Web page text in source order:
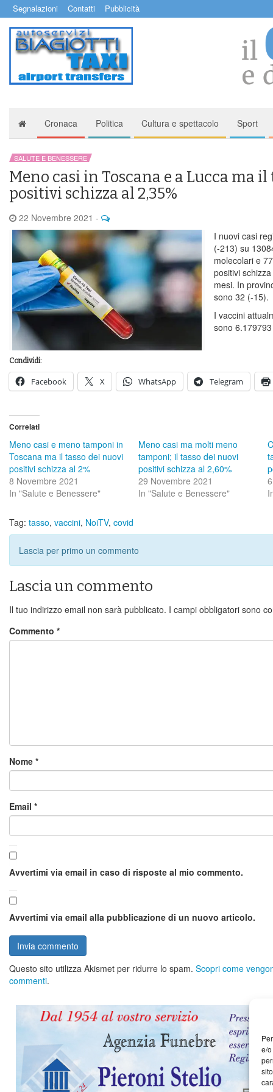
e/
Segnalazioni Contatti Pubblicità
Cronaca Politica Cultura e spettacolo Sport
SALUTE E BENESSERE
Meno casi in Toscana e a Lucca ma
positivi schizza al 2,35%
22 Novembre 2021 -
I nuovi casi
(-213) su
molecolari e
positivi
mesi. In
sono 32 (-15).
I vaccini
sono 6.179793
Condividi:
Facebook X WhatsApp Telegram
Correlati
Meno casi e meno tamponi in
Toscana ma il tasso dei nuovi
positivi schizza al 2%
8 Novembre 2021
In "Salute e Benessere"
Meno casi ma molti meno
tamponi; il tasso dei nuovi
positivi schizza al 2,60%
29 Novembre 2021
In "Salute e Benessere"
Tag: tasso, vaccini, NoiTV, covid
Lascia per primo un commento
Lascia un commento
Il tuo indirizzo email non sarà pubblicato. I campi obbligatori sono
Commento *
Nome *
Email *
Avvertimi via email in caso di risposte al mio commento.
Avvertimi via email alla pubblicazione di un nuovo articolo.
Questo sito utilizza Akismet per ridurre lo spam. Scopri come
commenti.